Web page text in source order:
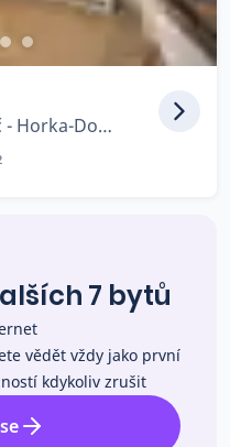
Zahradníčkova 892/5, Třebíč - Horka-Domky
7 bytů
vědět vždy jako první
kdykoliv zrušit